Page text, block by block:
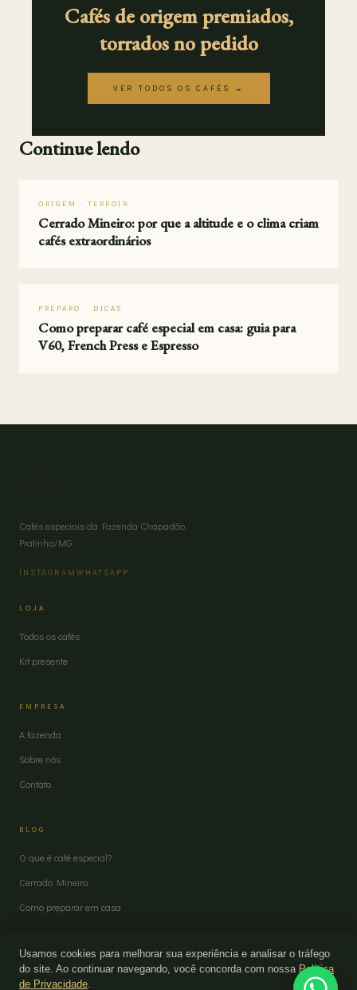
Cafés de origem premiados,
torrados no pedido
VER TODOS OS CAFÉS →
Continue lendo
ORIGEM · TERROIR
Cerrado Mineiro: por que a altitude e o clima criam
cafés extraordinários
PREPARO · DICAS
Como preparar café especial em casa: guia para
V60, French Press e Espresso
Cafés especiais da Fazenda Chapadão,
Pratinha/MG.
INSTAGRAM WHATSAPP
LOJA
Todos os cafés
Kit presente
EMPRESA
A fazenda
Sobre nós
Contato
BLOG
O que é café especial?
Cerrado Mineiro
Como preparar em casa
Usamos cookies para melhorar sua experiência e analisar o tráfego
do site. Ao continuar navegando, você concorda com nossa Política
de Privacidade.